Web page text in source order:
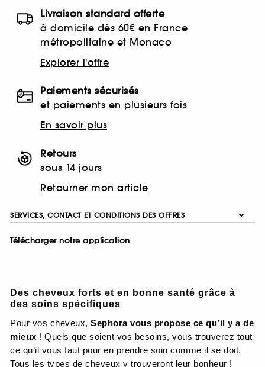
Livraison standard offerte
à domicile dès 60€ en France
métropolitaine et Monaco
Explorer l'offre
Paiements sécurisés
et paiements en plusieurs fois
En savoir plus
Retours
sous 14 jours
Retourner mon article
SERVICES, CONTACT ET CONDITIONS DES OFFRES
Télécharger notre application
Des cheveux forts et en bonne santé grâce à
des soins spécifiques
Pour vos cheveux, Sephora vous propose ce qu’il y a de
mieux ! Quels que soient vos besoins, vous trouverez tout
ce qu’il vous faut pour en prendre soin comme il se doit.
Tous les types de cheveux y trouveront leur bonheur !